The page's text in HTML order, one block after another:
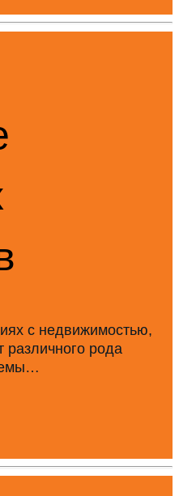
с недвижимостью,
различного рода